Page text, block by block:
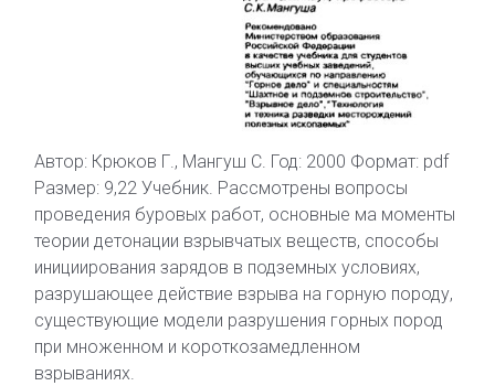
Автор: Крюков Г., Мангуш С. Год: 2000 Формат: pdf
Размер: 9,22 Учебник. Рассмотрены вопросы
проведения буровых работ, основные ма моменты
теории детонации взрывчатых веществ, способы
инициирования зарядов в подземных условиях,
разрушающее действие взрыва на горную породу,
существующие модели разрушения горных пород
при множенном и короткозамедленном
взрываниях.